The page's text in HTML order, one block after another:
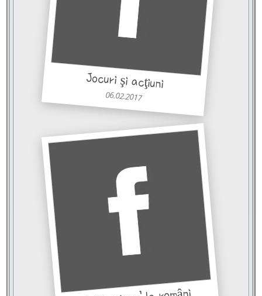
Jocuri şi acţiuni
06.02.2017